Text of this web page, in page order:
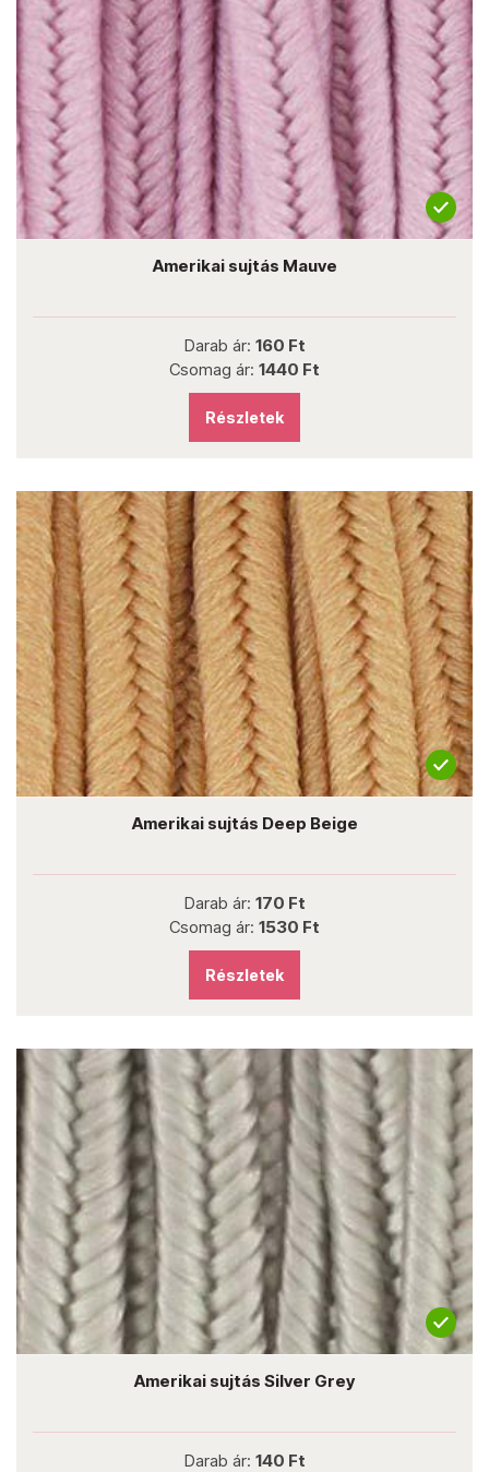
Amerikai sujtás Mauve
Darab ár: 160 Ft
Csomag ár: 1440 Ft
Részletek
Amerikai sujtás Deep Beige
Darab ár: 170 Ft
Csomag ár: 1530 Ft
Részletek
Amerikai sujtás Silver Grey
Darab ár: 140 Ft